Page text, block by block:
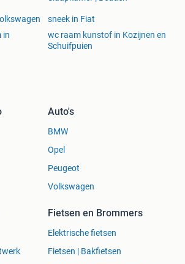
sneek in Fiat
in
wc raam kunstof in Kozijnen en
Schuifpuien
Auto's
BMW
Opel
Peugeot
Volkswagen
Fietsen en Brommers
Elektrische fietsen
Fietsen | Bakfietsen